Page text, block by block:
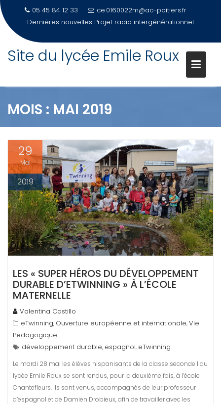
Skip
05 45 84 12 33
ce.0160022m@ac-poitiers.fr
Dernières nouvelles PORTES OUVERTES 2026-Samedi 21 mars
Site du lycée Emile Roux
MOIS : MAI 2019
29
Mai
2019
LES « SUPER HÉROS DU DÉVELOPPEMENT
DURABLE D’ETWINNING » À L’ÉCOLE
MATERNELLE
Valentina Castillo
eTwinning, Ouverture européenne et internationale,Vie
Pédagogique
développement durable, espagnol, eTwinning
Le mardi 28 mai les élèves hispanisants de la classe seconde 1 du
lycée Emile Roux se sont rendus, pour la deuxième fois, à l’école
Chantefleurs. Ils sont venus, accompagnés de leur professeur
d’espagnol et de Damien Drobieux, afin de travailler avec les